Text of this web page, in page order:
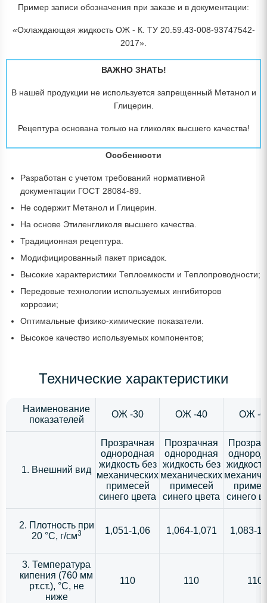
Пример записи обозначения при заказе и в документации:
«Охлаждающая жидкость ОЖ - К. ТУ 20.59.43-008-93747542-
2017».
ВАЖНО ЗНАТЬ!
В нашей продукции не используется запрещенный Метанол и
Глицерин.
Рецептура основана только на гликолях высшего качества!
Особенности
Разработан с учетом требований нормативной
документации ГОСТ 28084-89.
Не содержит Метанол и Глицерин.
На основе Этиленгликоля высшего качества.
Традиционная рецептура.
Модифицированный пакет присадок.
Высокие характеристики Теплоемкости и Теплопроводности;
Передовые технологии используемых ингибиторов
коррозии;
Оптимальные физико-химические показатели.
Высокое качество используемых компонентов;
Технические характеристики
Наименование
показателей
ОЖ -30 ОЖ -40 ОЖ -
1. Внешний вид
Прозрачная
однородная
жидкость без
механических
примесей
синего цвета
Прозрачная
однородная
жидкость без
механических
примесей
синего цвета
синего
2. Плотность при
20 °С, г/см3 1,051-1,06 1,064-1,071 1,083-
3. Температура
кипения (760 мм
рт.ст.), °С, не
ниже
110 110 110